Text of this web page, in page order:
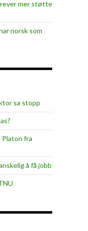
mer støtte
norsk som
sa stopp
fra
å få jobb